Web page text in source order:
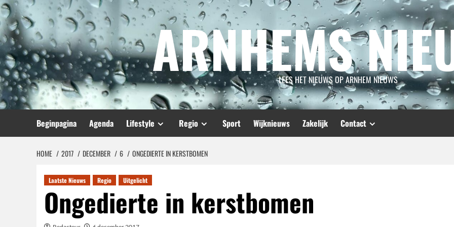
Spring
naar
inhoud
ARNHEMS
LEES HET NIEUWS OP ARNHEM NIEUWS
Beginpagina Agenda Lifestyle Regio Sport Wijknieuws Zakelijk Contact
HOME 2017 DECEMBER 6 ONGEDIERTE IN KERSTBOMEN
Laatste Nieuws Regio Uitgelicht
Ongedierte in kerstbomen